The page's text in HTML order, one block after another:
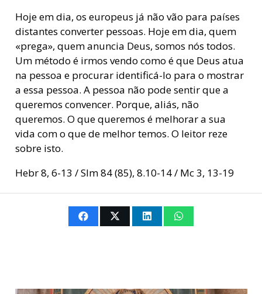
Hoje em dia, os europeus já não vão para países
distantes converter pessoas. Hoje em dia, quem
«prega», quem anuncia Deus, somos nós todos.
Um método é irmos vendo como é que Deus atua
na pessoa e procurar identificá-lo para o mostrar
a essa pessoa. A pessoa não pode sentir que a
queremos convencer. Porque, aliás, não
queremos. O que queremos é melhorar a sua
vida com o que de melhor temos. O leitor reze
sobre isto.
Hebr 8, 6-13 / Slm 84 (85), 8.10-14 / Mc 3, 13-19